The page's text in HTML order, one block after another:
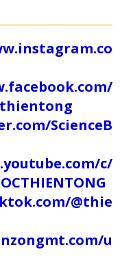
ScienceB
c/
@thie
u